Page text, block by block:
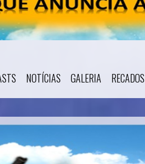
NOTÍCIAS GALERIA RECADOS